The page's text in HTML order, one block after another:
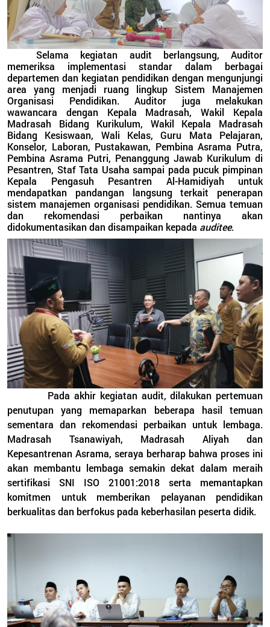
Selama kegiatan audit berlangsung, Auditor
memeriksa implementasi standar dalam berbagai
departemen dan kegiatan pendidikan dengan mengunjungi
area yang menjadi ruang lingkup Sistem Manajemen
Organisasi Pendidikan. Auditor juga melakukan
wawancara dengan Kepala Madrasah, Wakil Kepala
Madrasah Bidang Kurikulum, Wakil Kepala Madrasah
Bidang Kesiswaan, Wali Kelas, Guru Mata Pelajaran,
Konselor, Laboran, Pustakawan, Pembina Asrama Putra,
Pembina Asrama Putri, Penanggung Jawab Kurikulum di
Pesantren, Staf Tata Usaha sampai pada pucuk pimpinan
Kepala Pengasuh Pesantren Al-Hamidiyah untuk
mendapatkan pandangan langsung terkait penerapan
sistem manajemen organisasi pendidikan. Semua temuan
dan rekomendasi perbaikan nantinya akan
didokumentasikan dan disampaikan kepada auditee.
Pada akhir kegiatan audit, dilakukan pertemuan
penutupan yang memaparkan beberapa hasil temuan
sementara dan rekomendasi perbaikan untuk lembaga.
Madrasah Tsanawiyah, Madrasah Aliyah dan
Kepesantrenan Asrama, seraya berharap bahwa proses ini
akan membantu lembaga semakin dekat dalam meraih
sertifikasi SNI ISO 21001:2018 serta memantapkan
komitmen untuk memberikan pelayanan pendidikan
berkualitas dan berfokus pada keberhasilan peserta didik.